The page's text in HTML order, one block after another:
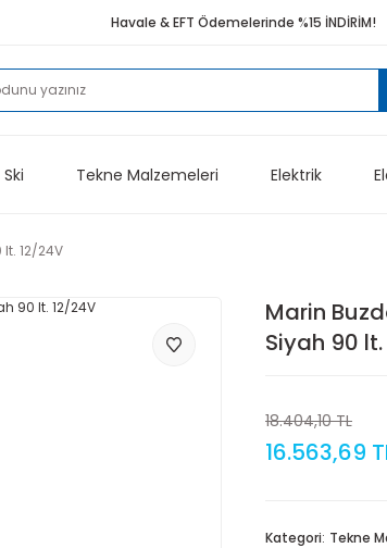
Havale & EFT Ödemelerinde %15 İNDİRİM!
Tekne Malzemeleri Elektrik
lt. 12/24V
Marin
Siyah 90
18.404,10 TL
16.563,69
Kategori Tekne